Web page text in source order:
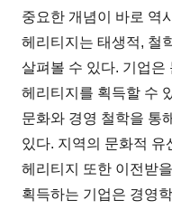
중요한 개념이 바로 역
헤리티지는 태생적, 철
살펴볼 수 있다. 기업은
헤리티지를 획득할 수
문화와 경영 철학을 통
있다. 지역의 문화적 유
헤리티지 또한 이전받
획득하는 기업은 경영